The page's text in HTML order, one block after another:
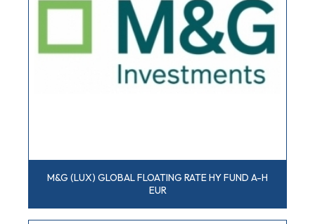
M&G (LUX) GLOBAL FLOATING RATE HY FUND A-H
EUR